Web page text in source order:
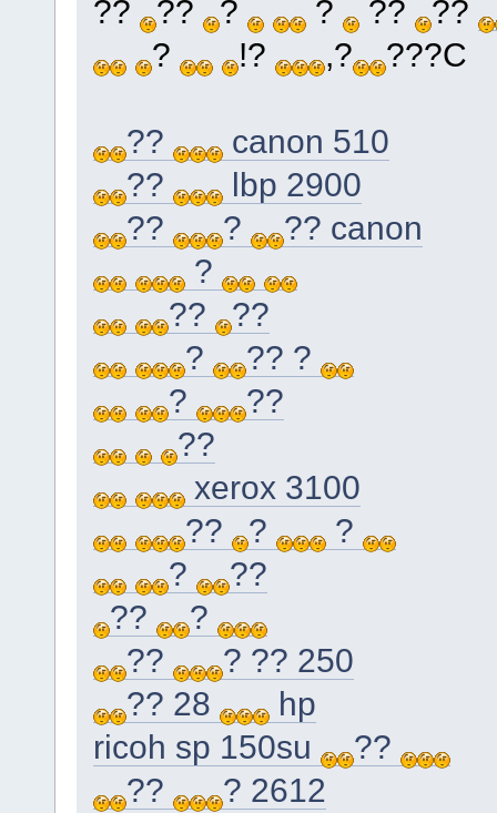
??
?? ? ? ??
??
?
!? ,? ???C
??
canon 510
??
lbp 2900
??
?
?? canon
?
??
??
?
?? ?
?
??
??
xerox 3100
??
?
?
?
??
??
?
??
? ?? 250
?? 28
hp
ricoh sp 150su
??
??
? 2612